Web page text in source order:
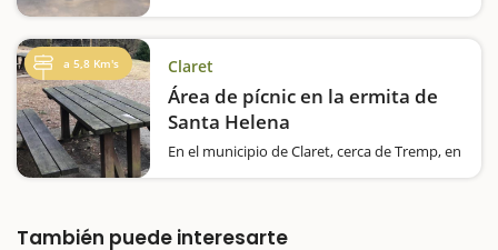
a todas estas…
a 5,8 Km's Claret
Área de pícnic en la ermita de
Santa Helena
En el municipio de Claret, cerca de Tremp, en
una fuente. Desde aquí tendréis…
También puede interesarte